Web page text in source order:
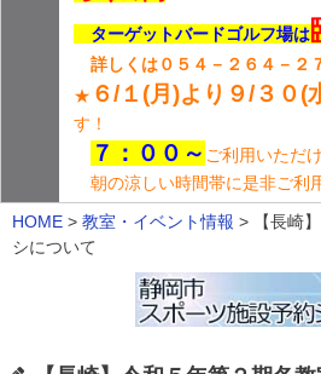
ターゲットバードゴルフ場は
詳しくは０５４－２６４－２
★ ６/１(月)より９/３０(
す！
７：００～ ご利用いただ
朝の涼しい時間帯に是非ご利
HOME > 教室・イベント情報 >
【長崎
シについて